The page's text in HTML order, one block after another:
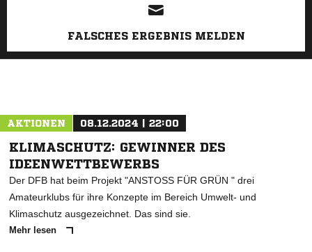
FALSCHES ERGEBNIS MELDEN
AKTIONEN 08.12.2024 | 22:00
KLIMASCHUTZ: GEWINNER DES
IDEENWETTBEWERBS
Der DFB hat beim Projekt "ANSTOSS FÜR GRÜN " drei
Amateurklubs für ihre Konzepte im Bereich Umwelt- und
Klimaschutz ausgezeichnet. Das sind sie.
Mehr lesen